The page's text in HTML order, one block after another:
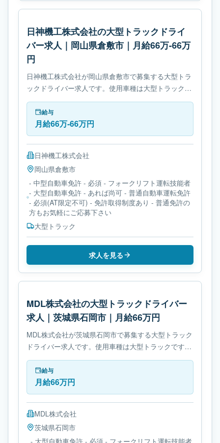
日神機工株式会社の大型トラックドライ
バー求人｜岡山県倉敷市｜月給66万-66万
円
日神機工株式会社が岡山県倉敷市で募集する大型トラ
ックドライバー求人です。使用車種は大型トラックで
す。勤務時間は- 休憩時間: 60分です。必要免許は- 中
型自動車免許です。
給与
月給66万-66万円
日神機工株式会社
岡山県倉敷市
- 中型自動車免許 - 必須 - フォークリフト運転技能者
- 大型自動車免許 - あれば尚可 - 普通自動車運転免許
- 必須(AT限定不可) - 免許取得制度あり - 普通免許の
方もお気軽にご応募下さい
大型トラック
求人を見る
MDL株式会社の大型トラックドライバー
求人｜茨城県石岡市｜月給66万円
MDL株式会社が茨城県石岡市で募集する大型トラック
ドライバー求人です。使用車種は大型トラックです。
必要免許は- 大型自動車免許です。
給与
月給66万円
MDL株式会社
茨城県石岡市
- 大型自動車免許 - 必須 - フォークリフト運転技能者